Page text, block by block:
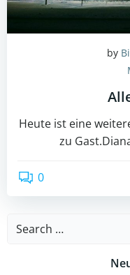
by
Heute ist eine
zu
0
Search